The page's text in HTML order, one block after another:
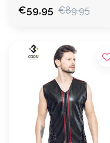
S-M-XL- 2XL)
€59,95 €89,95